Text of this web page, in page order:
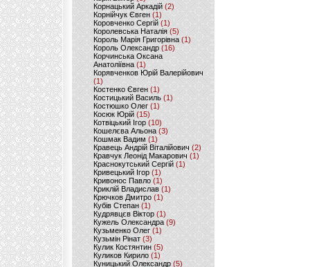
Корнацький Аркадій (2)
Корнійчук Євген (1)
Коровченко Сергій (1)
Королевська Наталія(5)
Король Марія Григорівна (1)
Король Олександр (16)
Корчинська Оксана
Анатоліївна (1)
Корявченков Юрій Валерійович
(1)
Костенко Євген (1)
Костицький Василь (1)
Костюшко Олег (1)
Косюк Юрій (15)
Котвіцький Ігор (10)
Кошелєва Альона(3)
Кошмак Вадим (1)
Кравець Андрій Віталійович (2)
Кравчук Леонід Макарович (1)
Краснокутський Сергій (1)
Кривецький Ігор (1)
Кривонос Павло (1)
Криклій Владислав (1)
Крючков Дмитро(1)
Кубів Степан(1)
Кудрявцєв Віктор (1)
Кужель Олександра (9)
Кузьменко Олег (1)
Кузьмін Рінат(3)
Кулик Костянтин(5)
Куликов Кирило (1)
Куницький Олександр (5)